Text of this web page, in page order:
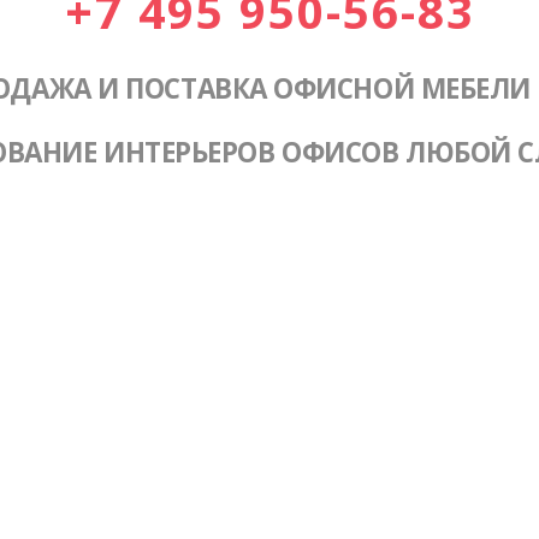
И ПОСТАВКА ОФИСНОЙ МЕБЕЛИ
ИНТЕРЬЕРОВ ОФИСОВ ЛЮБОЙ